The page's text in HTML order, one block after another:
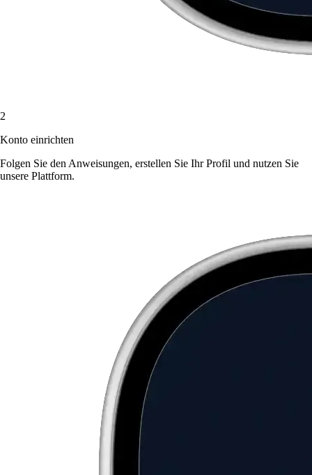
2
Konto einrichten
Folgen Sie den Anweisungen, erstellen Sie Ihr Profil und nutzen Sie
unsere Plattform.